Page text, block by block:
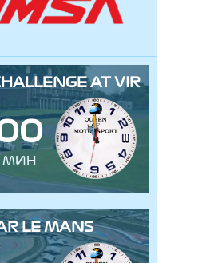
AT VIR
0
МИН
LE MANS